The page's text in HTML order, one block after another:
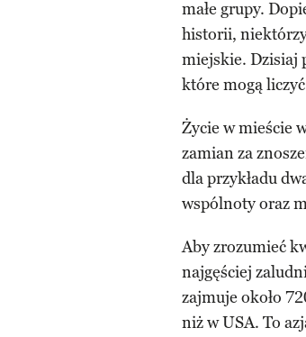
małe grupy.
historii, niektórzy
miejskie. Dzisiaj
które mogą
Życie w mieście
zamian za
dla przykładu
wspólnoty oraz
Aby zrozumieć
najgęściej
zajmuje około
niż w USA. To